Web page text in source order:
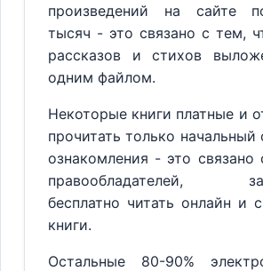
произведений на сайте
тысяч - это связано с тем,
рассказов и стихов
одним файлом.
Некоторые книги платные и
прочитать только начальный
ознакомления - это связано
правообладателей,
бесплатно читать онлайн и
книги.
Остальные 80-90%